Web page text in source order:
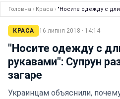
Головна › Краса › "Носите одежду с
КРАСА 16 липня 2018 · 14:14
"Носите одежду с
рукавами": Супрун
загаре
Украинцам объяснили,